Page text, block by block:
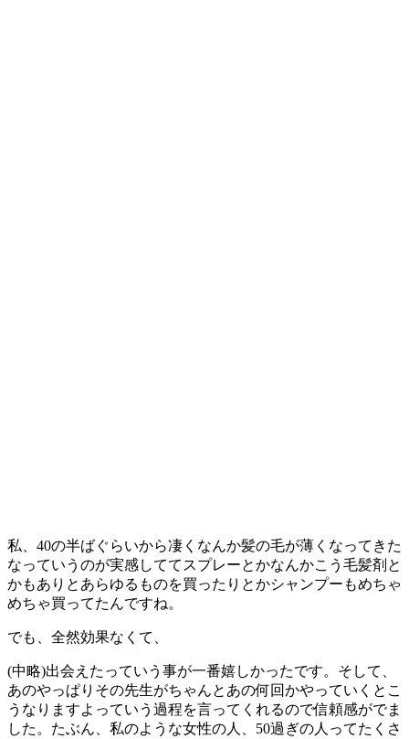
私、40の半ばぐらいから凄くなんか髪の毛が薄くなってきた
なっていうのが実感しててスプレーとかなんかこう毛髪剤と
かもありとあらゆるものを買ったりとかシャンプーもめちゃ
めちゃ買ってたんですね。
でも、全然効果なくて、
(中略)出会えたっていう事が一番嬉しかったです。そして、
あのやっぱりその先生がちゃんとあの何回かやっていくとこ
うなりますよっていう過程を言ってくれるので信頼感がでま
した。たぶん、私のような女性の人、50過ぎの人ってたくさ